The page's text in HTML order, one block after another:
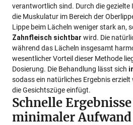
verantwortlich sind. Durch die
die Muskulatur im Bereich der
Lippe beim Lächeln weniger stark an,
Zahnfleisch sichtbar wird. Die
während das Lächeln insgesamt
wesentlicher Vorteil dieser Methode
Dosierung. Die Behandlung lässt sich
sodass ein natürliches Ergebnis
die Gesichtszüge einfügt.
Schnelle
minimaler